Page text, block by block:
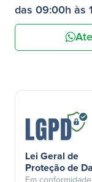
das 09:00h às
Lei Geral de
Proteção de
Em conformidade